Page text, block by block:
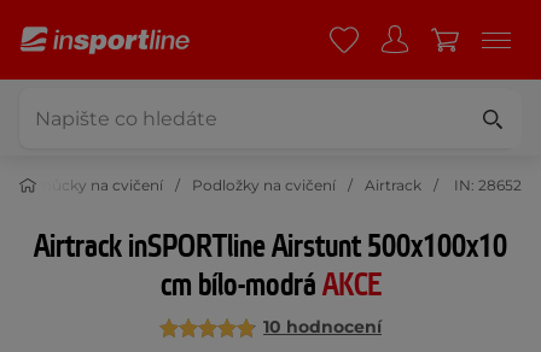
Pomůcky na cvičení Podložky na cvičení Airtrack IN: 28652
Airtrack inSPORTline Airstunt 500x100x10
cm bílo-modráAKCE
10 hodnocení